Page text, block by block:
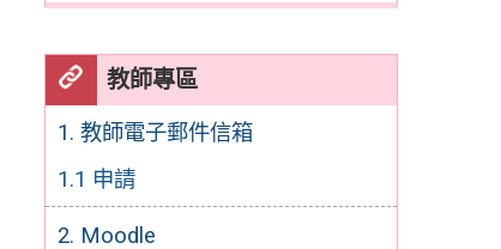
教師專區
1. 教師電子郵件信箱
1.1 申請
2. Moodle